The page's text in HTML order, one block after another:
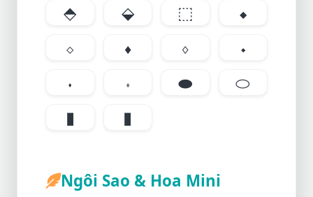
⬘
⬙ ⬚
⬥
⬦
⬧ ⬨
⬩
⬪
⬫ ⬬
⬭
▮
▮
Ngôi Sao & Hoa Mini